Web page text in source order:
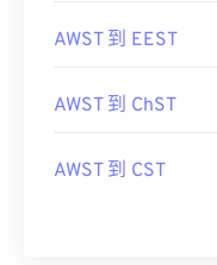
AWST 到 EEST
AWST 到 ChST
AWST 到 CST